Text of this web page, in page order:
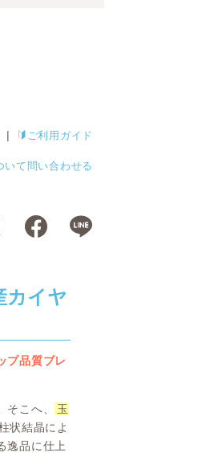
ご利用ガイド
いて問い合わせる
カイヤ
プ品質ブレ
こへ、
玉
状結晶によ
逸品に仕上